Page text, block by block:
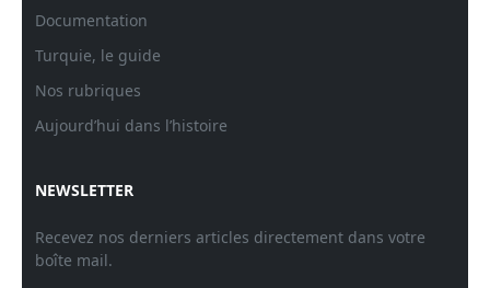
Documentation
Turquie, le guide
Nos rubriques
Aujourd’hui dans l’histoire
NEWSLETTER
Recevez nos derniers articles directement dans votre
boîte mail.